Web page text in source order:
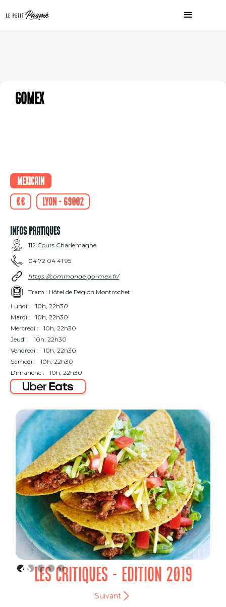
GoMex
Mexicain
€€
Lyon - 69002
INFOS PRATIQUES
112 Cours Charlemagne
04 72 04 41 95
https://commande.go-mex.fr/
Tram : Hôtel de Région Montrochet
Lundi :
10h, 22h30
Mardi :
10h, 22h30
Mercredi :
10h, 22h30
Jeudi :
10h, 22h30
Vendredi :
10h, 22h30
Samedi :
10h, 22h30
Dimanche :
10h, 22h30
LES CRITIQUES - EDITION 2019
Suivant